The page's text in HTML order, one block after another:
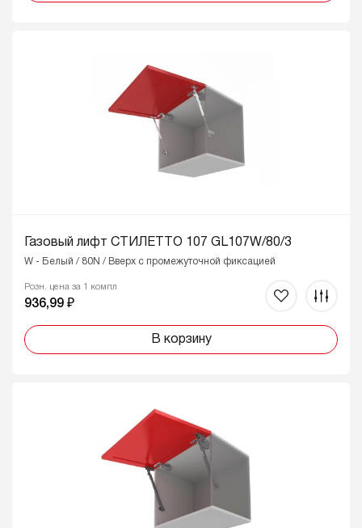
Газовый лифт СТИЛЕТТО 107 GL107W/80/3
W - Белый / 80N / Вверх с промежуточной фиксацией
Розн. цена за 1 компл
936,99 ₽
В корзину